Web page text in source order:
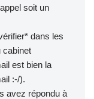
soit un
dans les
cabinet
est bien la
:-/).
avez répondu à